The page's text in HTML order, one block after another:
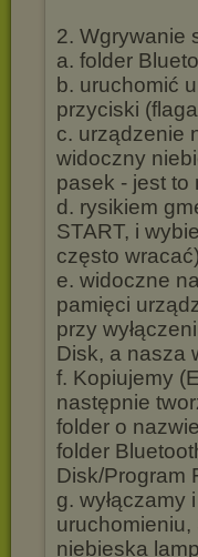
2. Wgrywanie
a. folder
b. uruchomić
przyciski
c. urządzenie
widoczny
pasek - jest to
d. rysikiem
START, i
często wracać)
e. widoczne
pamięci
przy
Disk, a nasza
f. Kopiujemy
następnie
folder o
folder
Disk/Program
g. wyłączamy
niebieska